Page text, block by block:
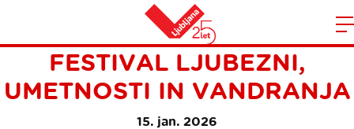
Domov
BLIŽA SE ČETRTI LUV FEST,
FESTIVAL LJUBEZNI,
UMETNOSTI IN VANDRANJA
15. jan. 2026